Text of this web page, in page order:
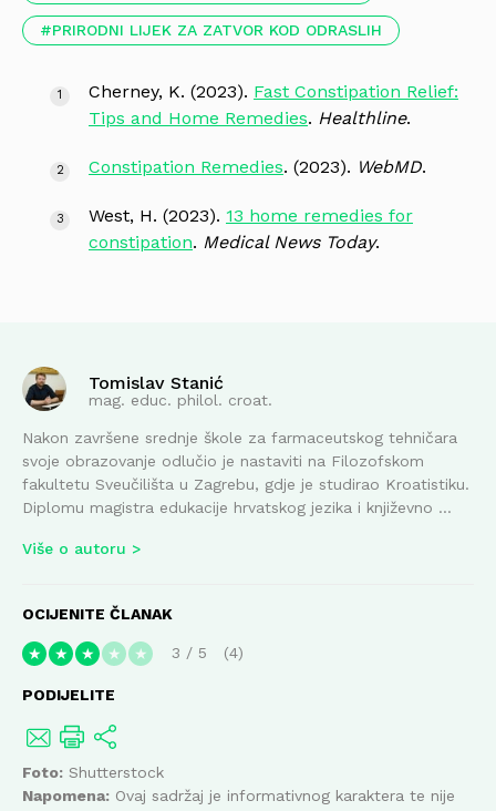
PRIRODNI LIJEK ZA ZATVOR KOD ODRASLIH
Cherney, K. (2023). Fast Constipation Relief:
Tips and Home Remedies. Healthline.
Constipation Remedies. (2023). WebMD.
West, H. (2023). 13 home remedies for
constipation. Medical News Today.
Tomislav Stanić
mag. educ. philol. croat.
Nakon završene srednje škole za farmaceutskog tehničara
svoje obrazovanje odlučio je nastaviti na Filozofskom
fakultetu Sveučilišta u Zagrebu, gdje je studirao Kroatistiku.
Diplomu magistra edukacije hrvatskog jezika i književno ...
Više o autoru
OCIJENITE ČLANAK
★ ★ ★ ★ ★ 3 / 5 4
PODIJELITE
Foto: Shutterstock
Napomena: Ovaj sadržaj je informativnog karaktera te nije